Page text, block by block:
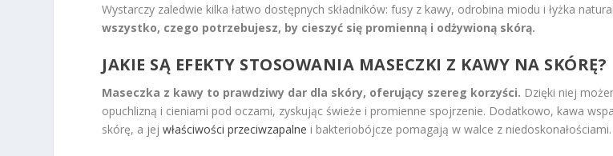
Wystarczy zaledwie kilka łatwo dostępnych składników: fusy z kawy, odrobina miodu i łyżka
wszystko, czego potrzebujesz, by cieszyć się promienną i odżywioną skórą.
JAKIE SĄ EFEKTY STOSOWANIA MASECZKI Z KAWY NA SKÓRĘ?
Maseczka z kawy to prawdziwy dar dla skóry, oferujący szereg korzyści. Dzięki niej
opuchlizną i cieniami pod oczami, zyskując świeże i promienne spojrzenie. Dodatkowo, kawa
skórę, a jejwłaściwości przeciwzapalne i bakteriobójcze pomagają w walce z niedoskonałościami.